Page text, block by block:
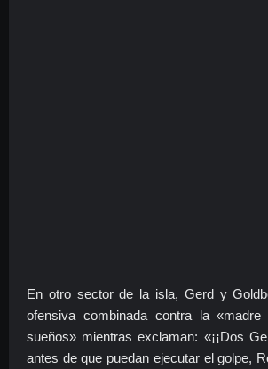
En otro sector de la isla, Gerd y
ofensiva combinada contra la
sueños» mientras exclaman: «¡¡Dos
antes de que puedan ejecutar el golpe,